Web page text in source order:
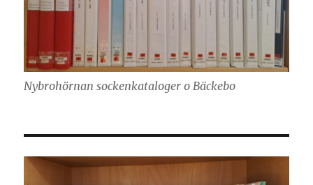
Nybrohörnan sockenkataloger o Bäckebo